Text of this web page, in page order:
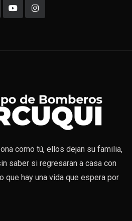
como tú, ellos dejan su familia,
saber si regresaran a casa con
que hay una vida que espera por